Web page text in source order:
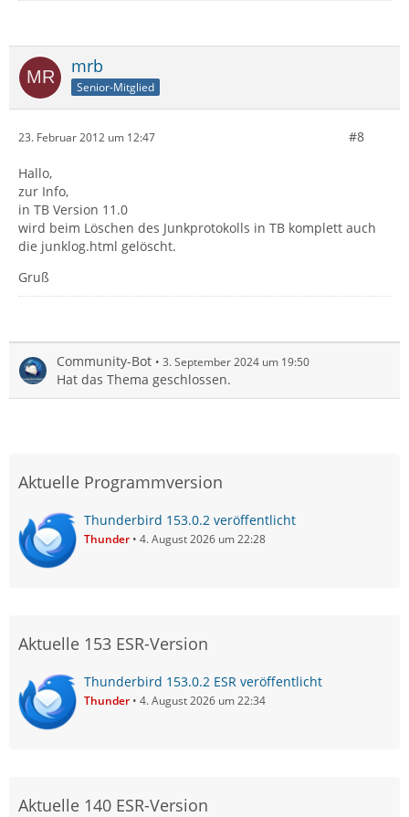
mrb
Senior-Mitglied
23. Februar 2012 um 12:47 #8
Hallo,
zur Info,
in TB Version 11.0
wird beim Löschen des Junkprotokolls in TB komplett auch
die junklog.html gelöscht.
Gruß
Community-Bot 3. September 2024 um 19:50
Hat das Thema geschlossen.
Aktuelle Programmversion
Thunderbird 153.0.2 veröffentlicht
Thunder 4. August 2026 um 22:28
Aktuelle 153 ESR-Version
Thunderbird 153.0.2 ESR veröffentlicht
Thunder 4. August 2026 um 22:34
Aktuelle 140 ESR-Version